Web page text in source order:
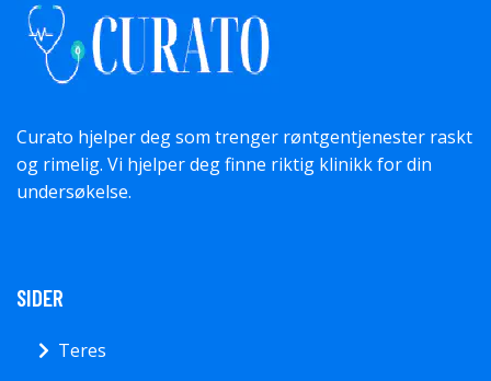
Curato hjelper deg som trenger røntgentjenester raskt
og rimelig. Vi hjelper deg finne riktig klinikk for din
undersøkelse.
SIDER
Teres